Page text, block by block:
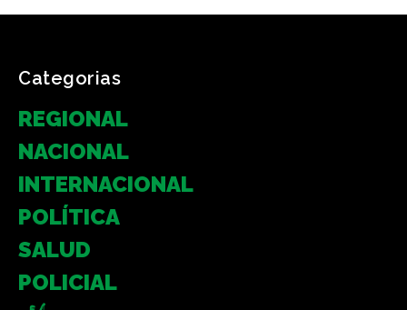
Categorias
REGIONAL
NACIONAL
INTERNACIONAL
POLÍTICA
SALUD
POLICIAL